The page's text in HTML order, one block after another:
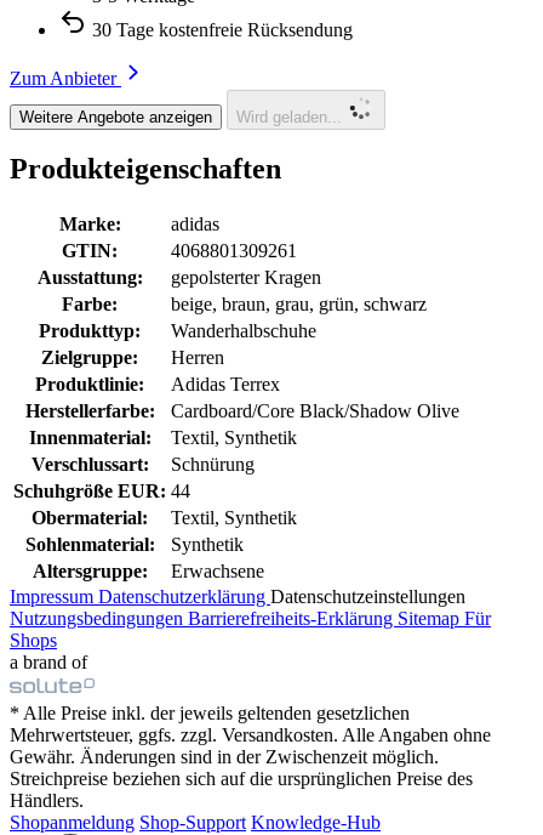
30 Tage kostenfreie Rücksendung
Zum Anbieter
Weitere Angebote anzeigen Wird geladen...
Produkteigenschaften
Marke:
adidas
GTIN:
4068801309261
Ausstattung:
gepolsterter Kragen
Farbe:
beige, braun, grau, grün, schwarz
Produkttyp:
Wanderhalbschuhe
Zielgruppe:
Herren
Produktlinie:
Adidas Terrex
Herstellerfarbe:
Cardboard/Core Black/Shadow Olive
Innenmaterial:
Textil, Synthetik
Verschlussart:
Schnürung
Schuhgröße EUR: 44
Obermaterial:
Textil, Synthetik
Sohlenmaterial:
Synthetik
Altersgruppe:
Erwachsene
Impressum Datenschutzerklärung Datenschutzeinstellungen
Nutzungsbedingungen Barrierefreiheits-Erklärung Sitemap Für
Shops
a brand of
* Alle Preise inkl. der jeweils geltenden gesetzlichen
Mehrwertsteuer, ggfs. zzgl. Versandkosten. Alle Angaben ohne
Gewähr. Änderungen sind in der Zwischenzeit möglich.
Streichpreise beziehen sich auf die ursprünglichen Preise des
Händlers.
Shopanmeldung Shop-Support Knowledge-Hub